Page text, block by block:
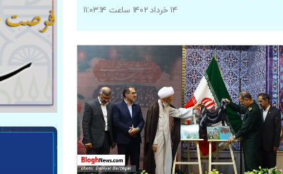
۱۴ خرداد ۱۴۰۲ ساعت ۱۱:۰۳:۱۴